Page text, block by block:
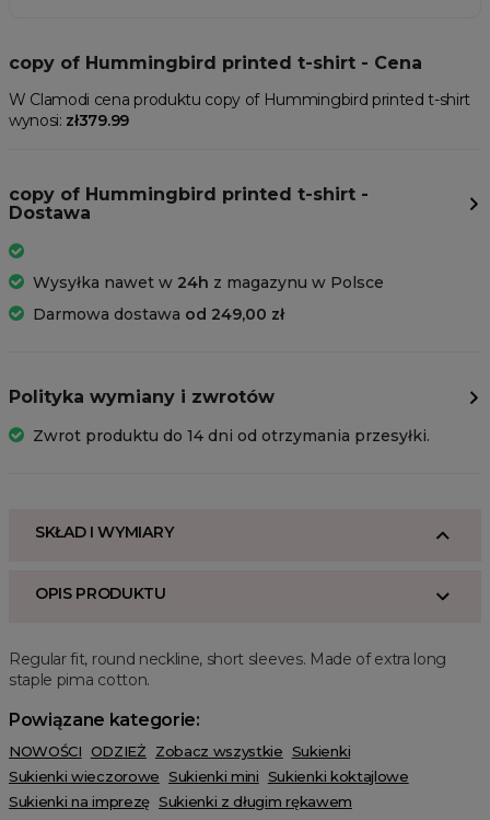
copy of Hummingbird printed t-shirt - Cena
W Clamodi cena produktu copy of Hummingbird printed t-shirt
wynosi: zł379.99
copy of Hummingbird printed t-shirt -
Dostawa
Wysyłka nawet w 24h z magazynu w Polsce
Darmowa dostawa od 249,00 zł
Polityka wymiany i zwrotów
Zwrot produktu do 14 dni od otrzymania przesyłki.
SKŁAD I WYMIARY
OPIS PRODUKTU
Regular fit, round neckline, short sleeves. Made of extra long
staple pima cotton.
Powiązane kategorie:
NOWOŚCI ODZIEŻ Zobacz wszystkie Sukienki
Sukienki wieczorowe Sukienki mini Sukienki koktajlowe
Sukienki na imprezę Sukienki z długim rękawem